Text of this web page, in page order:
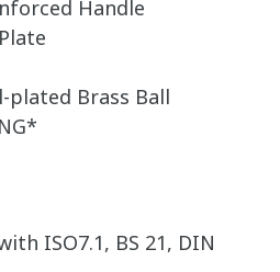
Handle
plated Brass Ball
ISO7.1, BS 21, DIN